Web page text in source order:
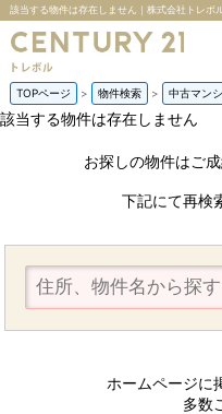
該当する物件は存在しません｜株式会社トレボ
TOPページ 物件検索 中古マン
該当する物件は存在しません
お探しの物件はご
下記にて再検
ホームページに
多数